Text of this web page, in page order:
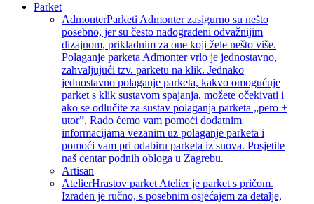
Parket
AdmonterParketi Admonter zasigurno su nešto
posebno, jer su često nadograđeni odvažnijim
dizajnom, prikladnim za one koji žele nešto više.
Polaganje parketa Admonter vrlo je jednostavno,
zahvaljujući tzv. parketu na klik. Jednako
jednostavno polaganje parketa, kakvo omogućuje
parket s klik sustavom spajanja, možete očekivati i
ako se odlučite za sustav polaganja parketa „pero +
utor”. Rado ćemo vam pomoći dodatnim
informacijama vezanim uz polaganje parketa i
pomoći vam pri odabiru parketa iz snova. Posjetite
naš centar podnih obloga u Zagrebu.
Artisan
AtelierHrastov parket Atelier je parket s pričom.
Izrađen je ručno, s posebnim osjećajem za detalje,